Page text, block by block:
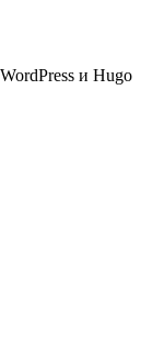
и Hugo